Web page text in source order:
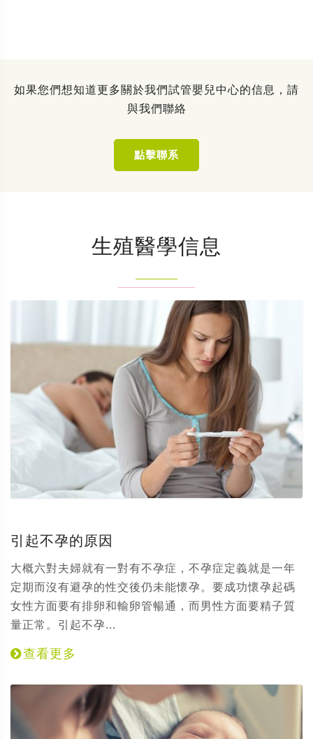
如果您們想知道更多關於我們試管嬰兒中心的信息，請
與我們聯絡
點擊聯系
生殖醫學信息
引起不孕的原因
大概六對夫婦就有一對有不孕症，不孕症定義就是一年
定期而沒有避孕的性交後仍未能懷孕。要成功懷孕起碼
女性方面要有排卵和輸卵管暢通，而男性方面要精子質
量正常。引起不孕...
查看更多